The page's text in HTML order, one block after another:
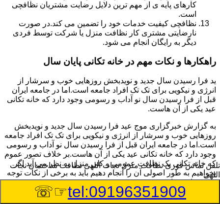
کارهای پایه ی از مهم ترین دلایل رضایت مشتریان نظافچی
است.
نظافچی کیفیت خدمات خود را تضمین می کند.در صورت
نارضایتی مشتری کار نظافت منزل یا شرکت توسط فردی
دیگر به رایگان انجام می شود.
راهکارها و نکات مهم در خانه تکانی پایان سال
ید فرا رسیدن سال جدید و نویدبخش روزهایی خوب و سرشار از
انرژی و نیکویی برای تک تک افراد جامعه است.اما در جامعه ایران
قبل از فرا رسیدن سال نو آداب و رسومی وجود دارد که خانه تکانی
عید یکی از آن هاست.
به گزارش خبرگزاری موج عید فرا رسیدن سال جدید و نویدبخش
روزهایی خوب و سرشار از انرژی و نیکویی برای تک تک افراد جامعه
است.اما در جامعه ایران قبل از فرا رسیدن سال نو آداب و رسومی
وجود دارد که خانه تکانی عید یکی از آن هاست.بر خلاف تصور عموم
که خانه تکانی یک نظافت عمومی و کلی منزل به نظر می آید اگر
بخواهیم به طور اصولی آن را انجام دهیم باید به برخی از نکات توجه
بیشتر داشته باشیم.
نکات مهم در خانه تکانی در اولین قدم به همه خانم ها پیشنهاد می
تلفن تماس فورینظافت منزل نجات اللهی نظافت ساختمان نجات
اللهی
tel:09196351909
☞☏